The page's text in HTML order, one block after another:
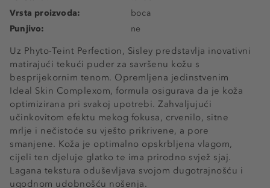
Uz Phyto-Teint Perfection, Sisley predstavlja inovativni
matirajući tekući puder za savršenu kožu s
besprijekornim tenom. Opremljena jedinstvenim
Ideal Skin Complexom, formula osigurava da je koža
optimizirana pri svakoj upotrebi. Zahvaljujući
učinkovitom efektu mekog fokusa, crvenilo, sitne
mrlje i nečistoće su vješto prikrivene, a pore
smanjene. Koža je optimalno opskrbljena vlagom,
cijeli ten djeluje glatko te ima prirodno svjež sjaj.
Lagana tekstura oduševljava svojom dugotrajnošću i
ugodnom udobnošću nošenja.
Vrsta proizvoda:
boca
Punjivo:
ne